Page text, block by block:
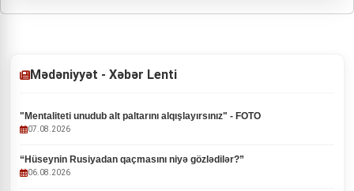
Mədəniyyət - Xəbər Lenti
"Mentaliteti unudub alt paltarını alqışlayırsınız" - FOTO
07.08.2026
“Hüseynin Rusiyadan qaçmasını niyə gözlədilər?”
06.08.2026